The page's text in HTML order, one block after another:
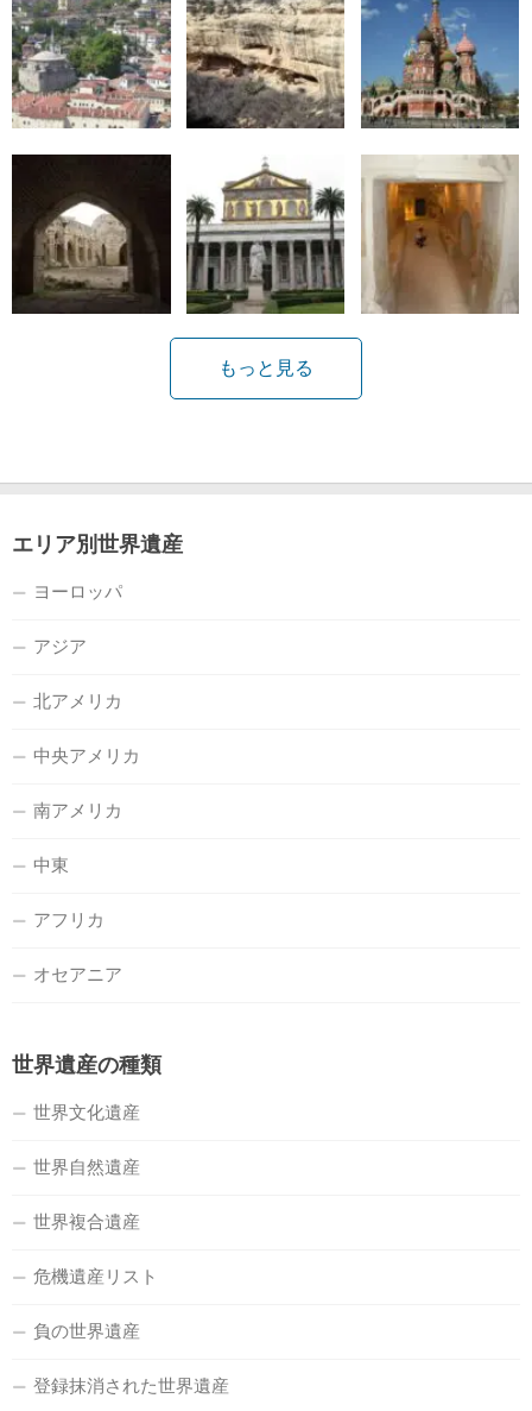
もっと見る
エリア別世界遺産
ヨーロッパ
アジア
北アメリカ
中央アメリカ
南アメリカ
中東
アフリカ
オセアニア
世界遺産の種類
世界文化遺産
世界自然遺産
世界複合遺産
危機遺産リスト
負の世界遺産
登録抹消された世界遺産